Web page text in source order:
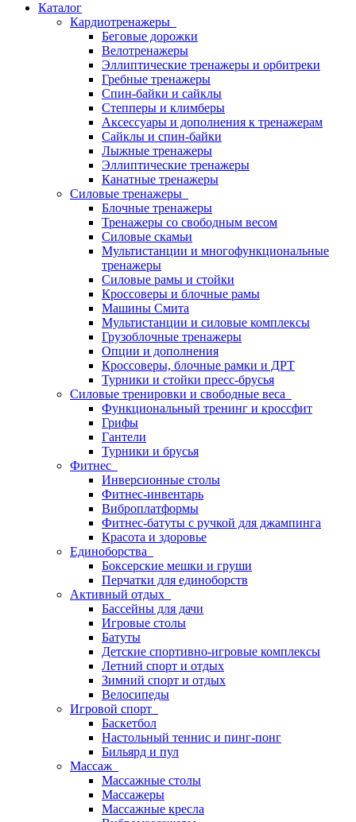
Каталог
Кардиотренажеры
Беговые дорожки
Велотренажеры
Эллиптические тренажеры и орбитреки
Гребные тренажеры
Спин-байки и сайклы
Степперы и климберы
Аксессуары и дополнения к тренажерам
Сайклы и спин-байки
Лыжные тренажеры
Эллиптические тренажеры
Канатные тренажеры
Силовые тренажеры
Блочные тренажеры
Тренажеры со свободным весом
Силовые скамьи
Мультистанции и многофункциональные
тренажеры
Силовые рамы и стойки
Кроссоверы и блочные рамы
Машины Смита
Мультистанции и силовые комплексы
Грузоблочные тренажеры
Опции и дополнения
Кроссоверы, блочные рамки и ДРТ
Турники и стойки пресс-брусья
Силовые тренировки и свободные веса
Функциональный тренинг и кроссфит
Грифы
Гантели
Турники и брусья
Фитнес
Инверсионные столы
Фитнес-инвентарь
Виброплатформы
Фитнес-батуты с ручкой для джампинга
Красота и здоровье
Единоборства
Боксерские мешки и груши
Перчатки для единоборств
Активный отдых
Бассейны для дачи
Игровые столы
Батуты
Детские спортивно-игровые комплексы
Летний спорт и отдых
Зимний спорт и отдых
Велосипеды
Игровой спорт
Баскетбол
Настольный теннис и пинг-понг
Бильярд и пул
Массаж
Массажные столы
Массажеры
Массажные кресла